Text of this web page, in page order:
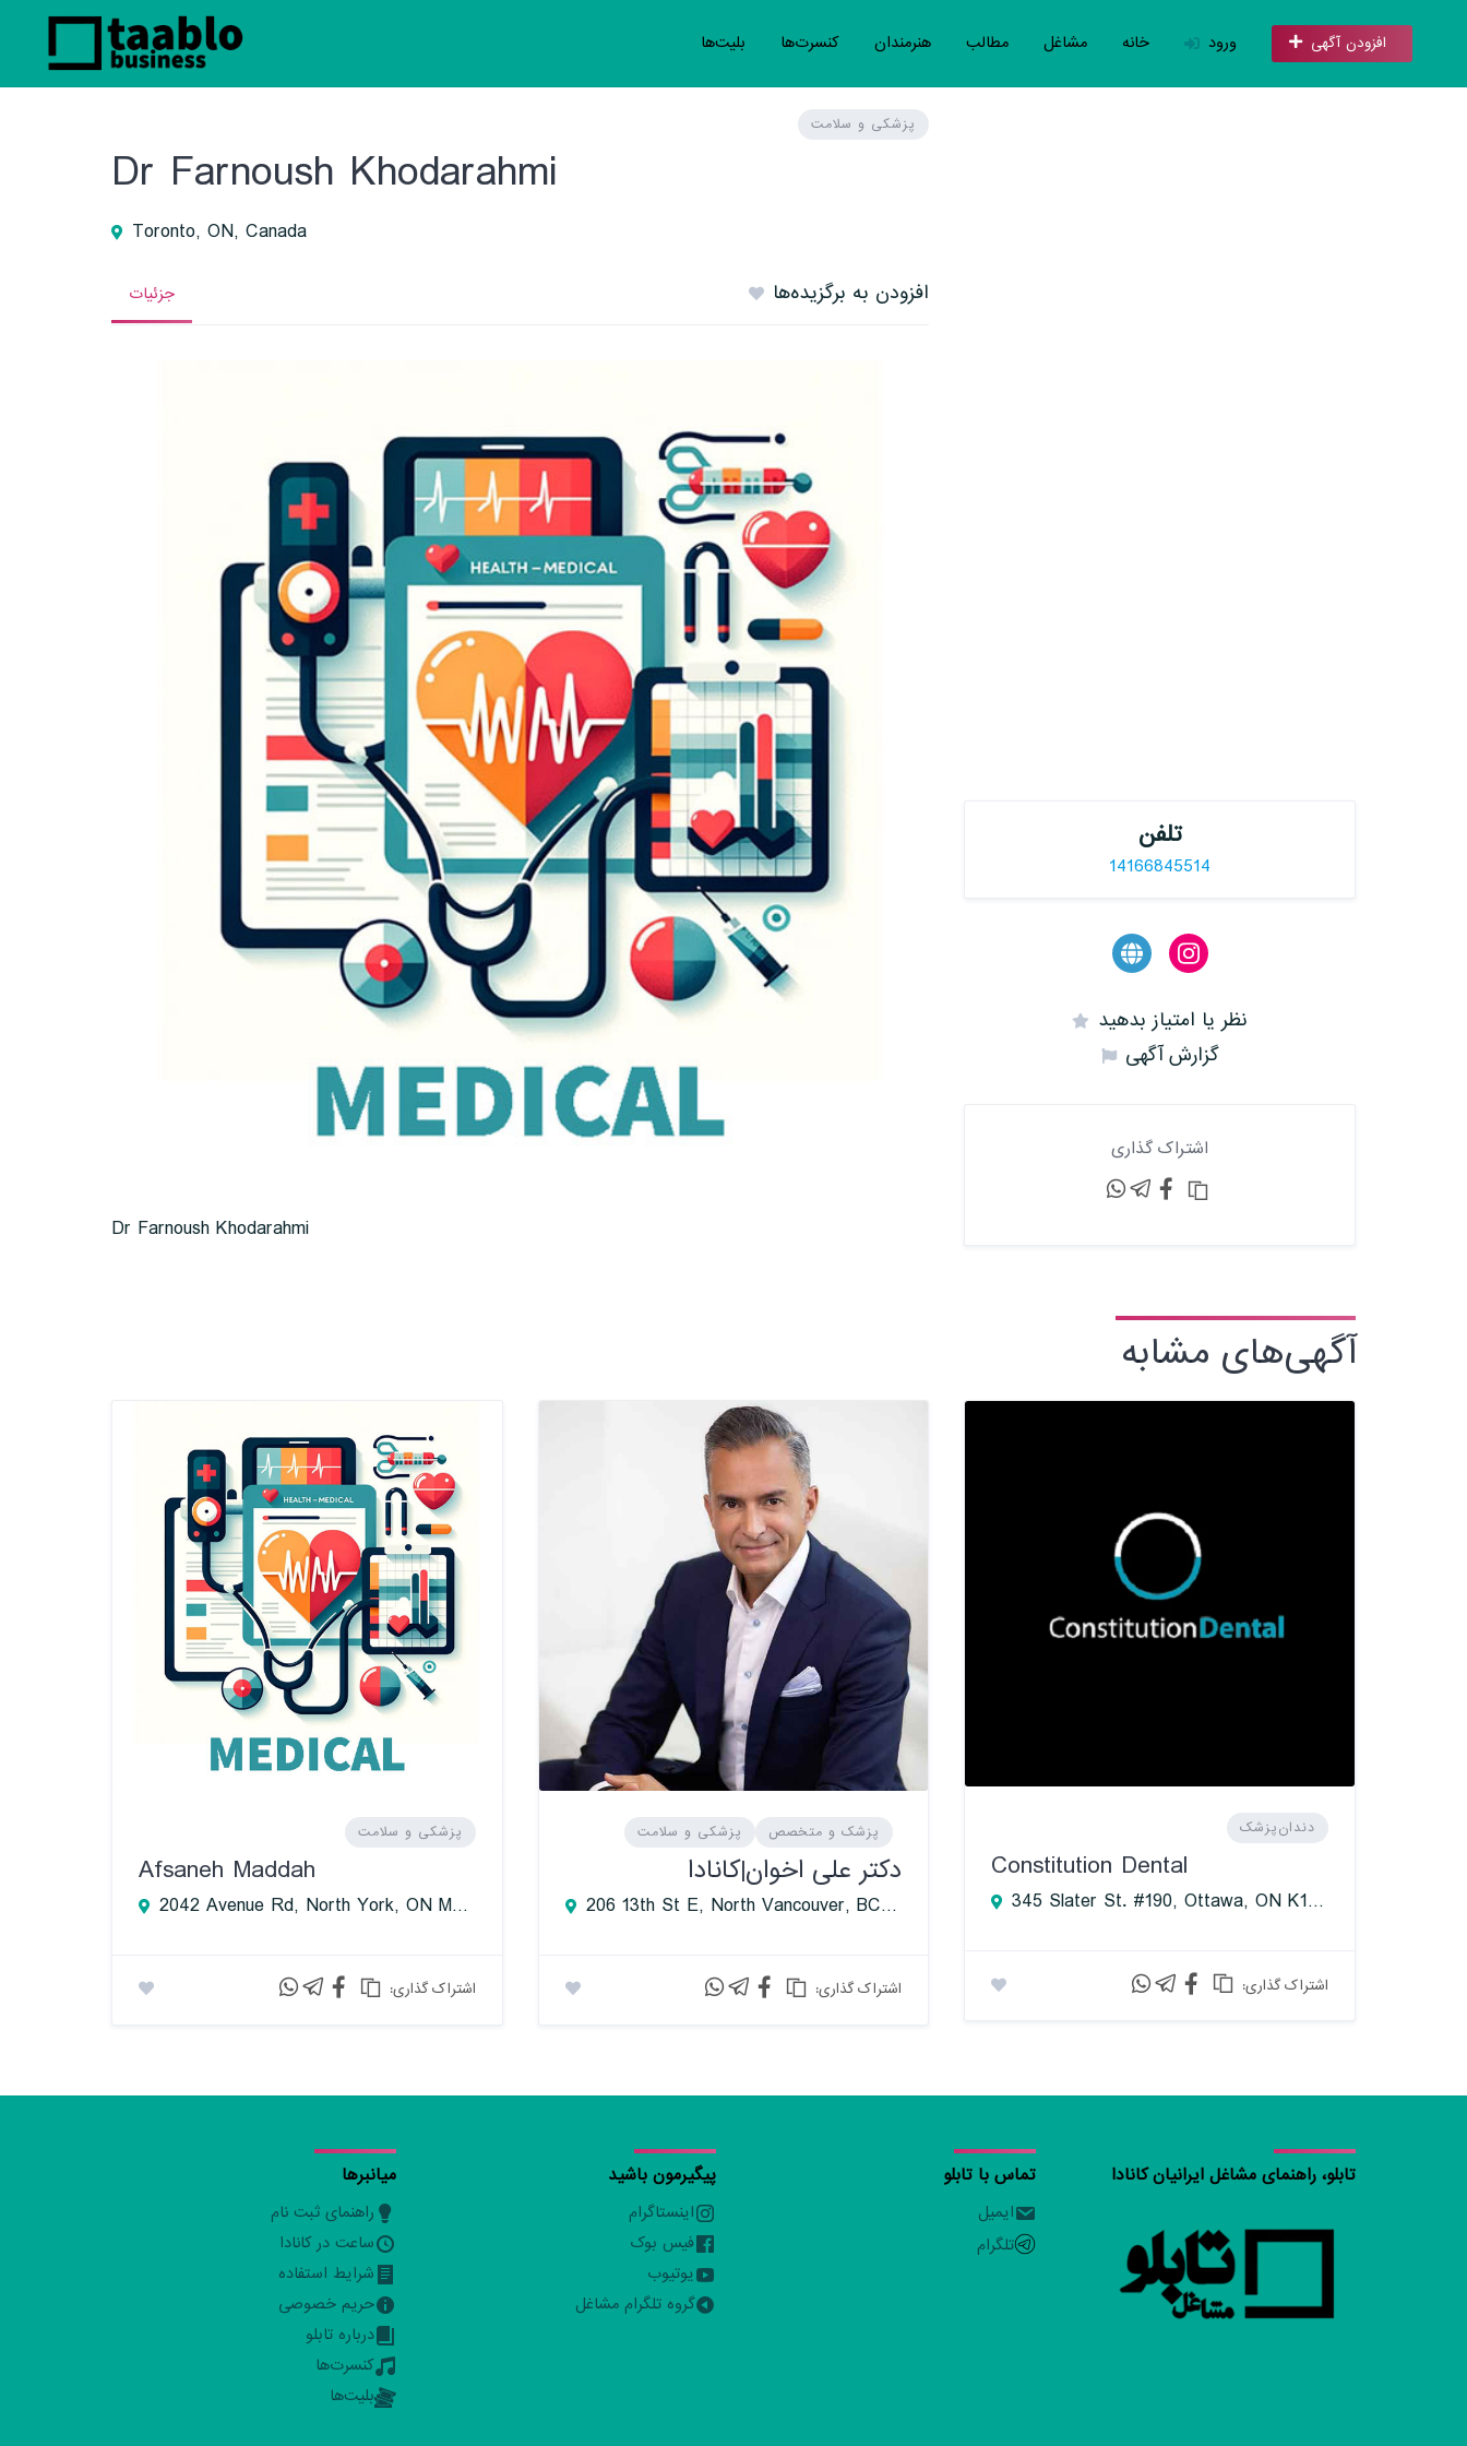
خانه مشاغل مطالب هنرمندان کنسرت‌ها بلیت‌ها ورود افزودن آگهی
پزشکی و سلامت
Dr Farnoush Khodarahmi
Toronto, ON, Canada
جزئیات افزودن به برگزیده‌ها
Dr Farnoush Khodarahmi
تلفن
14166845514
نظر یا امتیاز بدهید
گزارش آگهی
اشتراک گذاری
آگهی‌های مشابه
پزشکی و سلامت
Afsaneh Maddah
2042 Avenue Rd, North York, ON M5M 4A6, Canada
:اشتراک گذاری
پزشک و متخصص پزشکی و سلامت
دکتر علی اخوان|کانادا
206 13th St E, North Vancouver, BC V7L 2L7, Canada
:اشتراک گذاری
دندان‌پزشک
Constitution Dental
345 Slater St. #190, Ottawa, ON K1R 1B2, Canada
:اشتراک گذاری
میانبرها
راهنمای ثبت نام
ساعت در کانادا
شرایط استفاده
حریم خصوصی
درباره تابلو
کنسرت‌ها
بلیت‌ها
پیگیرمون باشید
اینستاگرام
فیس بوک
یوتیوب
گروه تلگرام مشاغل
تماس با تابلو
ایمیل
تلگرام
تابلو، راهنمای مشاغل ایرانیان کانادا